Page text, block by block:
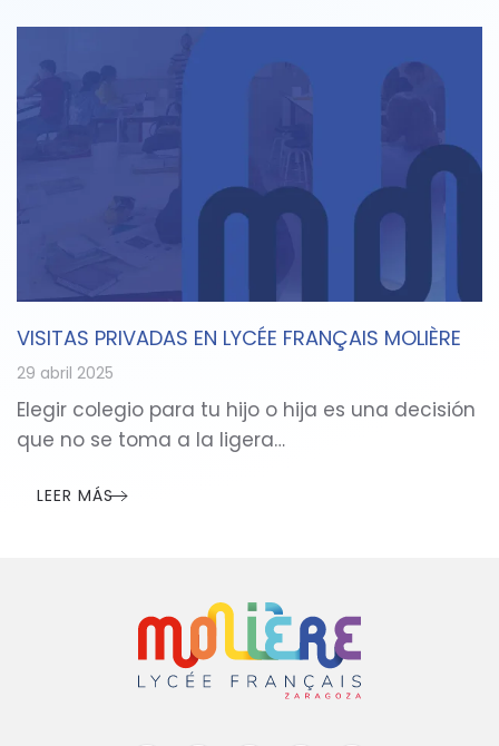
VISITAS PRIVADAS EN LYCÉE FRANÇAIS MOLIÈRE
29 abril 2025
Elegir colegio para tu hijo o hija es una decisión
que no se toma a la ligera…
LEER MÁS